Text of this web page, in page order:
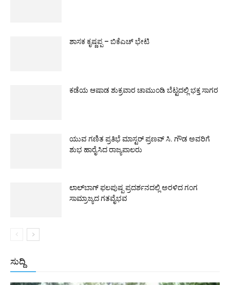
ಶಾಸಕ ಕೃಷ್ಣಪ್ಪ – ಬಿಕೆಎಚ್ ಭೇಟಿ
ಕಡೆಯ ಆಷಾಡ ಶುಕ್ರವಾರ ಚಾಮುಂಡಿ ಬೆಟ್ಟದಲ್ಲಿ ಭಕ್ತ ಸಾಗರ
ಯುವ ಗಣಿತ ಪ್ರತಿಭೆ ಮಾಸ್ಟರ್ ಪ್ರಣವ್ ಸಿ. ಗೌಡ ಅವರಿಗೆ
ಶುಭ ಹಾರೈಸಿದ ರಾಜ್ಯಪಾಲರು
ಲಾಲ್‌ಬಾಗ್ ಫಲಪುಷ್ಪ ಪ್ರದರ್ಶನದಲ್ಲಿ ಅರಳಿದ ಗಂಗ
ಸಾಮ್ರಾಜ್ಯದ ಗತವೈಭವ
ಸುದ್ದಿ